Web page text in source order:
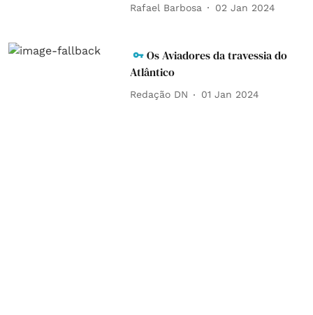
Rafael Barbosa 02 Jan 2024
Os Aviadores da travessia do
Atlântico
Redação DN 01 Jan 2024